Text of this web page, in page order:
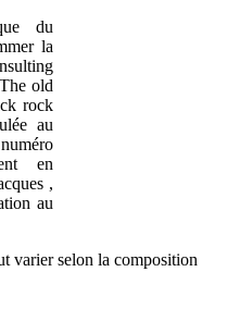
du
la
old
rock
au
en
,
au
varier selon la composition